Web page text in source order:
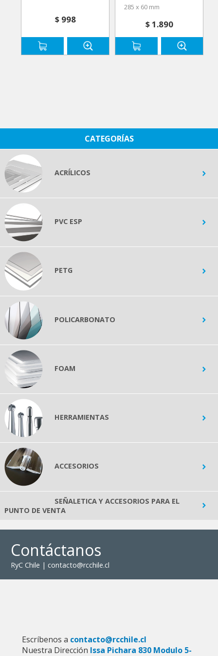
$ 998
285 x 60 mm
$ 1.890
CATEGORÍAS
ACRÍLICOS
PVC ESP
PETG
POLICARBONATO
FOAM
HERRAMIENTAS
ACCESORIOS
SEÑALETICA Y ACCESORIOS PARA EL
PUNTO DE VENTA
Contáctanos
RyC Chile | contacto@rcchile.cl
Escríbenos a contacto@rcchile.cl
Nuestra Dirección Issa Pichara 830 Modulo 5-